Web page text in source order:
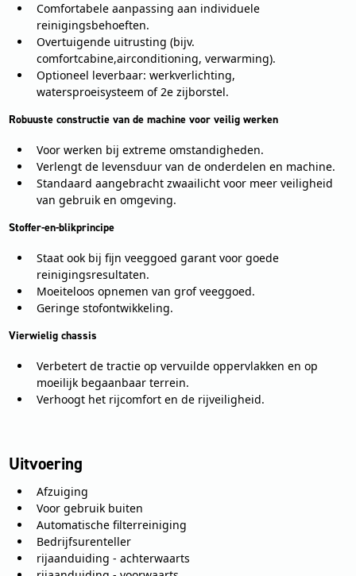
Comfortabele aanpassing aan individuele
reinigingsbehoeften.
Overtuigende uitrusting (bijv.
comfortcabine,airconditioning, verwarming).
Optioneel leverbaar: werkverlichting,
watersproeisysteem of 2e zijborstel.
Robuuste constructie van de machine voor veilig werken
Voor werken bij extreme omstandigheden.
Verlengt de levensduur van de onderdelen en machine.
Standaard aangebracht zwaailicht voor meer veiligheid
van gebruik en omgeving.
Stoffer-en-blikprincipe
Staat ook bij fijn veeggoed garant voor goede
reinigingsresultaten.
Moeiteloos opnemen van grof veeggoed.
Geringe stofontwikkeling.
Vierwielig chassis
Verbetert de tractie op vervuilde oppervlakken en op
moeilijk begaanbaar terrein.
Verhoogt het rijcomfort en de rijveiligheid.
Uitvoering
Afzuiging
Voor gebruik buiten
Automatische filterreiniging
Bedrijfsurenteller
rijaanduiding - achterwaarts